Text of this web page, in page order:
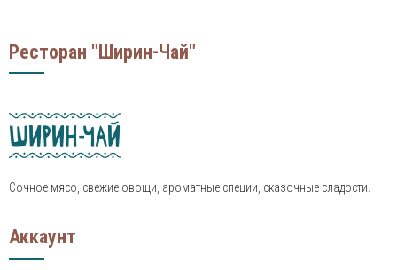
Ресторан "Ширин-Чай"
Сочное мясо, свежие овощи, ароматные специи, сказочные сладости.
Аккаунт